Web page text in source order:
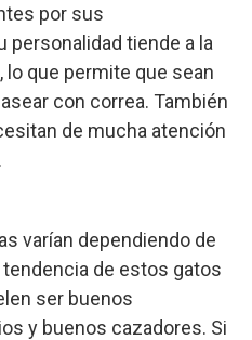
por sus
tiende a la
que permite que sean
con correa. También
de mucha atención
varían dependiendo de
tendencia de estos gatos
ser buenos
y buenos cazadores. Si